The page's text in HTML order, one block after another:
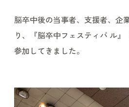
脳卒中後の当事者、支援者、企
り、『脳卒中フェスティバ ル
参加してきました。